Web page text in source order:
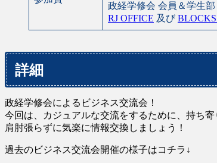
政経学修会 会員＆学生
RJ OFFICE 及び
詳細
政経学修会によるビジネス交流会！
今回は、カジュアルな交流をするために、持ち
肩肘張らずに気楽に情報交換しましょう！
過去のビジネス交流会開催の様子はコチラ↓